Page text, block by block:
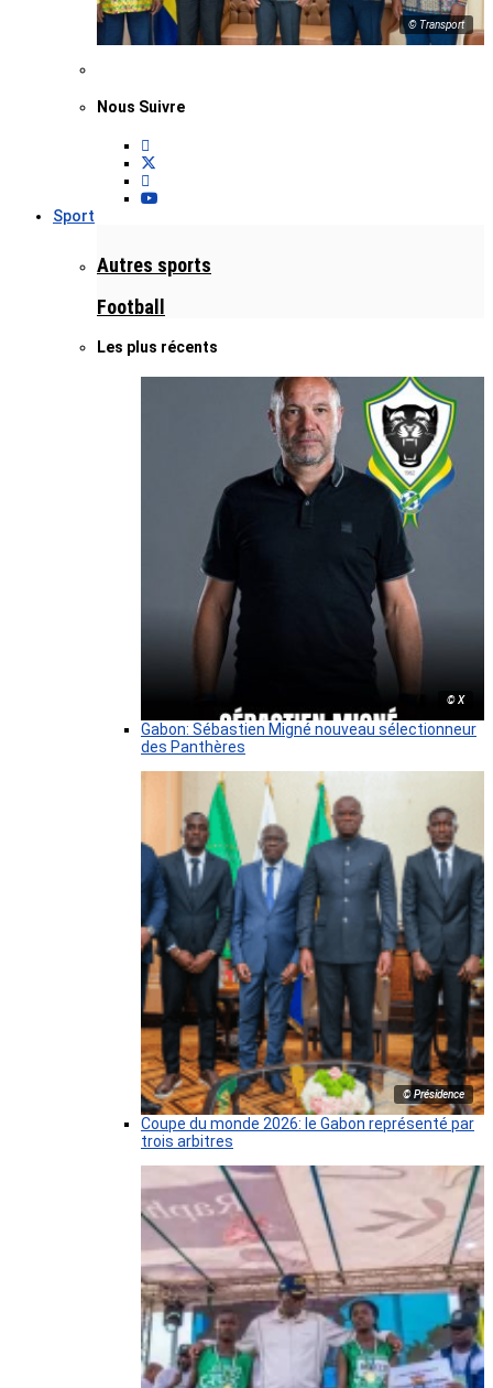
© Transport
Nous Suivre
Sport
Autres sports
Football
Les plus récents
© X
Gabon: Sébastien Migné nouveau sélectionneur
des Panthères
© Présidence
Coupe du monde 2026: le Gabon représenté par
trois arbitres